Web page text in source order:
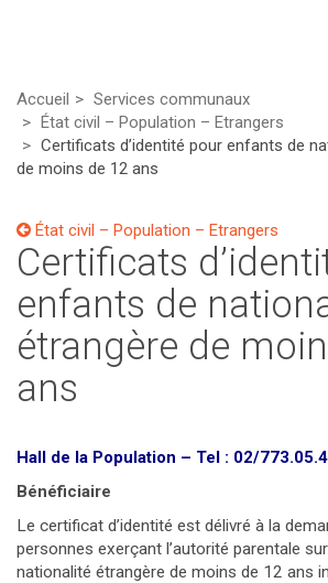
Accueil
Services communaux
État civil – Population – Etrangers
Certificats d’identité pour enfants de
de moins de 12 ans
État civil – Population – Etrangers
Certificats
enfants de
étrangère de
ans
Hall de la Population – Tel : 02/
Bénéficiaire
Le certificat d’identité est délivré à la
personnes exerçant l’autorité parentale
nationalité étrangère de moins de 12 ans